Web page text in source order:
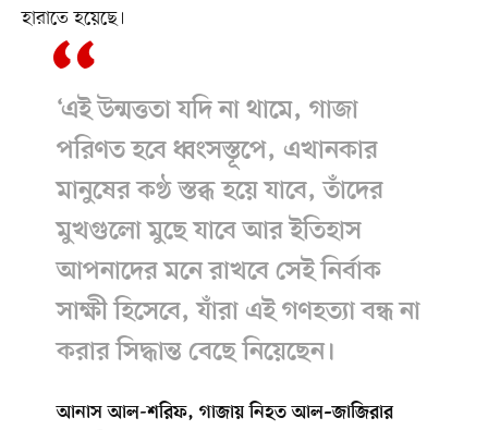
হারাতে হয়েছে।
‘এই উন্মত্ততা যদি না থামে, গাজা
পরিণত হবে ধ্বংসস্তূপে, এখানকার
মানুষের কণ্ঠ স্তব্ধ হয়ে যাবে, তাঁদের
মুখগুলো মুছে যাবে আর ইতিহাস
আপনাদের মনে রাখবে সেই নির্বাক
সাক্ষী হিসেবে, যাঁরা এই গণহত্যা বন্ধ না
করার সিদ্ধান্ত বেছে নিয়েছেন।
আনাস আল-শরিফ, গাজায় নিহত আল–জাজিরার